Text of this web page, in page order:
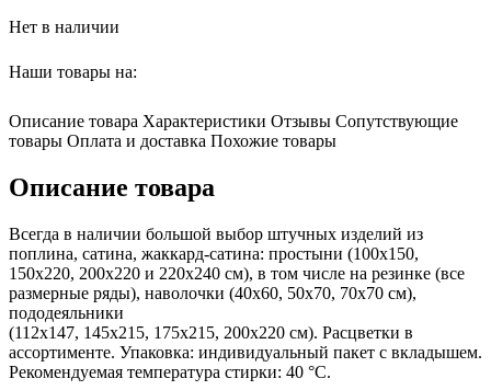
Нет в наличии
Наши товары на:
Описание товара Характеристики Отзывы Сопутствующие
товары Оплата и доставка Похожие товары
Описание товара
Всегда в наличии большой выбор штучных изделий из
поплина, сатина, жаккард-сатина: простыни (100х150,
150х220, 200х220 и 220х240 см), в том числе на резинке (все
размерные ряды), наволочки (40х60, 50х70, 70х70 см),
пододеяльники
(112х147, 145х215, 175х215, 200х220 см). Расцветки в
ассортименте. Упаковка: индивидуальный пакет с вкладышем.
Рекомендуемая температура стирки: 40 °С.